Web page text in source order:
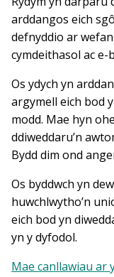
arddangos eich
defnyddio ar
cymdeithasol ac e-
Os ydych yn
argymell eich bod
modd. Mae hyn
ddiweddaru’n
Bydd dim ond
Os byddwch yn
huwchlwytho’n
eich bod yn
yn y dyfodol.
Mae canllawiau ar